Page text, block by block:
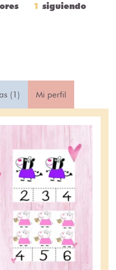
1 siguiendo
(1) Mi perfil